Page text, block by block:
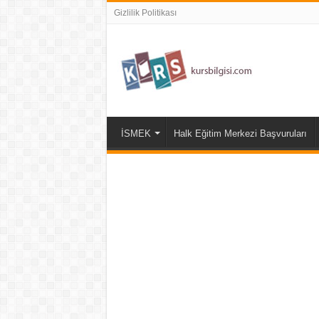
Gizlilik Politikası
İSMEK Halk Eğitim Merkezi Başvuruları